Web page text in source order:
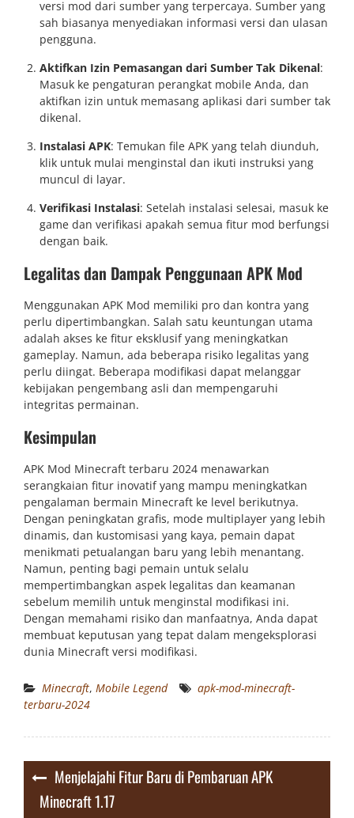
versi mod dari sumber yang terpercaya. Sumber yang
sah biasanya menyediakan informasi versi dan ulasan
pengguna.
Aktifkan Izin Pemasangan dari Sumber Tak Dikenal:
Masuk ke pengaturan perangkat mobile Anda, dan
aktifkan izin untuk memasang aplikasi dari sumber tak
dikenal.
Instalasi APK: Temukan file APK yang telah diunduh,
klik untuk mulai menginstal dan ikuti instruksi yang
muncul di layar.
Verifikasi Instalasi: Setelah instalasi selesai, masuk ke
game dan verifikasi apakah semua fitur mod berfungsi
dengan baik.
Legalitas dan Dampak Penggunaan APK Mod
Menggunakan APK Mod memiliki pro dan kontra yang
perlu dipertimbangkan. Salah satu keuntungan utama
adalah akses ke fitur eksklusif yang meningkatkan
gameplay. Namun, ada beberapa risiko legalitas yang
perlu diingat. Beberapa modifikasi dapat melanggar
kebijakan pengembang asli dan mempengaruhi
integritas permainan.
Kesimpulan
APK Mod Minecraft terbaru 2024 menawarkan
serangkaian fitur inovatif yang mampu meningkatkan
pengalaman bermain Minecraft ke level berikutnya.
Dengan peningkatan grafis, mode multiplayer yang lebih
dinamis, dan kustomisasi yang kaya, pemain dapat
menikmati petualangan baru yang lebih menantang.
Namun, penting bagi pemain untuk selalu
mempertimbangkan aspek legalitas dan keamanan
sebelum memilih untuk menginstal modifikasi ini.
Dengan memahami risiko dan manfaatnya, Anda dapat
membuat keputusan yang tepat dalam mengeksplorasi
dunia Minecraft versi modifikasi.
Minecraft, Mobile Legend
apk-mod-minecraft-
terbaru-2024
Post
navigation
Menjelajahi Fitur Baru di Pembaruan APK
Minecraft 1.17